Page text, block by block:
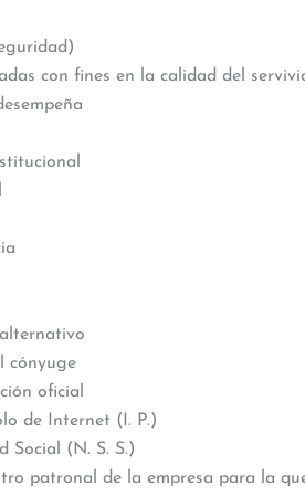
con fines en la calidad del
cónyuge
oficial
de Internet (I. P.)
Social (N. S. S.)
patronal de la empresa para la